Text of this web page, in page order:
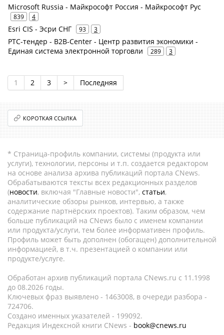
Microsoft Russia - Майкрософт Россия - Майкрософт Рус
839 4
Esri CIS - Эсри СНГ 93 3
РТС-тендер - B2B-Center - Центр развития экономики -
Единая система электронной торговли
289 3
1 2 3 > Последняя
КОРОТКАЯ ССЫЛКА
* Страница-профиль компании, системы (продукта или
услуги), технологии, персоны и т.п. создается редактором
на основе анализа архива публикаций портала CNews.
Обрабатываются тексты всех редакционных разделов
(новости, включая "Главные новости", статьи,
аналитические обзоры рынков, интервью, а также
содержание партнёрских проектов). Таким образом, чем
больше публикаций на CNews было с именем компании
или продукта/услуги, тем более информативен профиль.
Профиль может быть дополнен (обогащен) дополнительной
информацией, в т.ч. презентацией о компании или
продукте/услуге.
Обработан архив публикаций портала CNews.ru c 11.1998
до 08.2026 годы.
Ключевых фраз выявлено - 1463008, в очереди разбора -
724706.
Создано именных указателей - 199092.
Редакция Индексной книги CNews - book@cnews.ru